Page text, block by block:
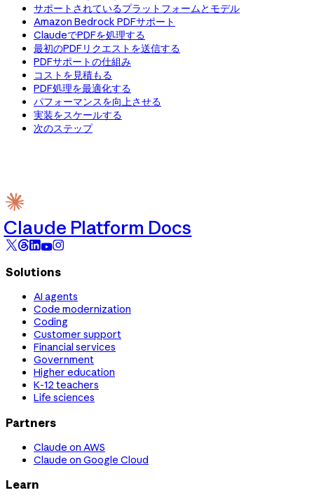
サポートされているプラットフォームとモデル
Amazon Bedrock PDFサポート
ClaudeでPDFを処理する
最初のPDFリクエストを送信する
PDFサポートの仕組み
コストを見積もる
PDF処理を最適化する
パフォーマンスを向上させる
実装をスケールする
次のステップ
Claude Platform Docs
Solutions
AI agents
Code modernization
Coding
Customer support
Financial services
Government
Higher education
K-12 teachers
Life sciences
Partners
Claude on AWS
Claude on Google Cloud
Learn